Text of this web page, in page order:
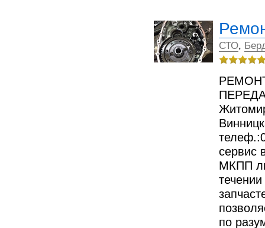
СТО,
сервис
МКПП
по